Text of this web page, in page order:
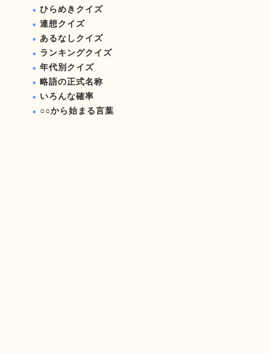
ひらめきクイズ
連想クイズ
あるなしクイズ
ランキングクイズ
年代別クイズ
略語の正式名称
いろんな確率
○○から始まる言葉